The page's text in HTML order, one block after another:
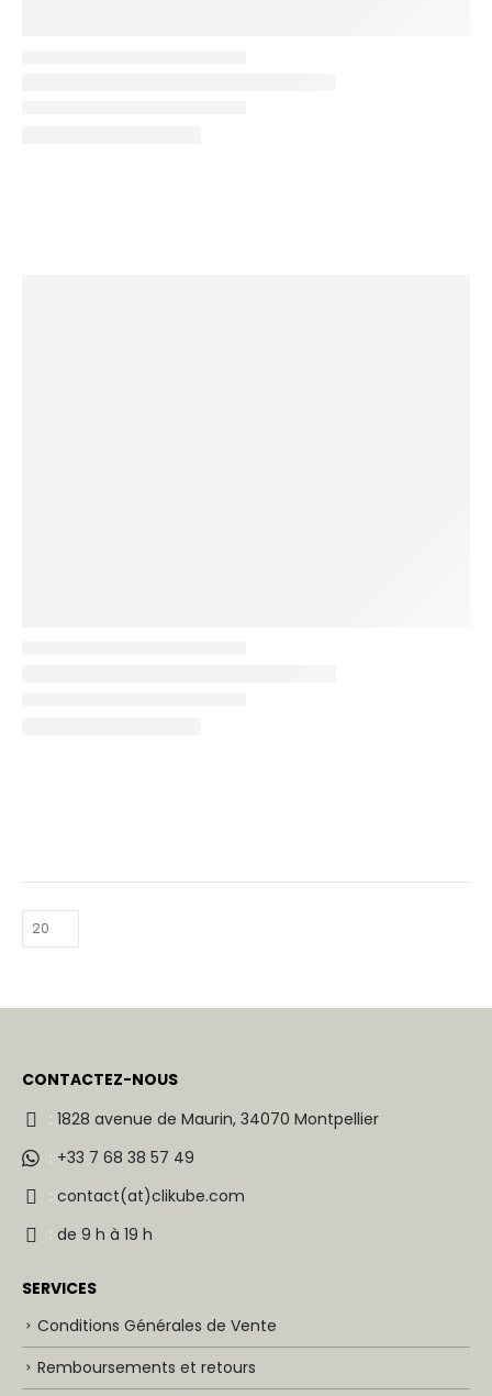
CONTACTEZ-NOUS
: 1828 avenue de Maurin, 34070 Montpellier
: +33 7 68 38 57 49
: contact(at)clikube.com
: de 9 h à 19 h
SERVICES
Conditions Générales de Vente
Remboursements et retours